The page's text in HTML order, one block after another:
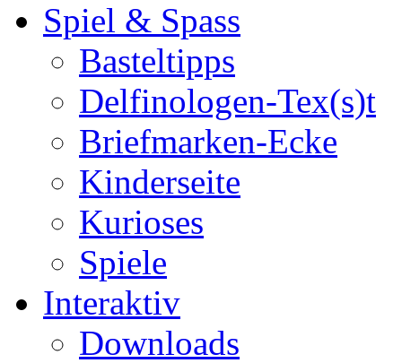
Spiel & Spass
Basteltipps
Delfinologen-Tex(s)t
Briefmarken-Ecke
Kinderseite
Kurioses
Spiele
Interaktiv
Downloads